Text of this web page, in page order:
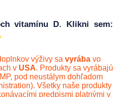
vitamínu D. Klikni sem:
výživy sa vyrábavo
v USA. Produkty sa vyrábajú
pod neustálym dohľadom
Všetky naše produkty
predpismi platnými v